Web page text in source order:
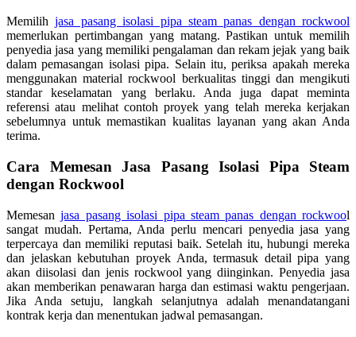
Memilihjasa pasang isolasi pipa steam panas dengan rockwool
memerlukan pertimbangan yang matang. Pastikan untuk memilih
penyedia jasa yang memiliki pengalaman dan rekam jejak yang baik
dalam pemasangan isolasi pipa. Selain itu, periksa apakah mereka
menggunakan material rockwool berkualitas tinggi dan mengikuti
standar keselamatan yang berlaku. Anda juga dapat meminta
referensi atau melihat contoh proyek yang telah mereka kerjakan
sebelumnya untuk memastikan kualitas layanan yang akan Anda
terima.
Cara Memesan Jasa Pasang Isolasi Pipa Steam
dengan Rockwool
Memesanjasa pasang isolasi pipa steam panas dengan rockwool
sangat mudah. Pertama, Anda perlu mencari penyedia jasa yang
terpercaya dan memiliki reputasi baik. Setelah itu, hubungi mereka
dan jelaskan kebutuhan proyek Anda, termasuk detail pipa yang
akan diisolasi dan jenis rockwool yang diinginkan. Penyedia jasa
akan memberikan penawaran harga dan estimasi waktu pengerjaan.
Jika Anda setuju, langkah selanjutnya adalah menandatangani
kontrak kerja dan menentukan jadwal pemasangan.